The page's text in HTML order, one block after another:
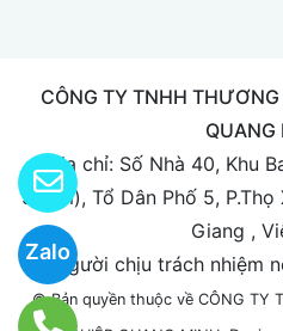
Zalo
CÔNG TY TNHH
QUANG
Địa chỉ: Số Nhà 40, Khu
500m), Tổ Dân Phố 5, P.Thọ
Giang ,
Người chịu trách nhiệm
© Bản quyền thuộc về CÔNG TY